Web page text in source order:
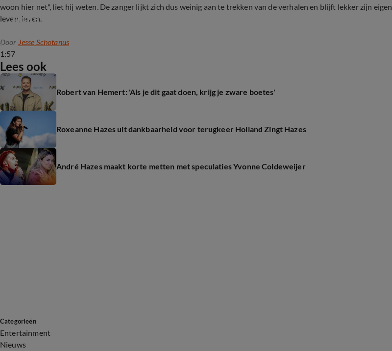
woon hier net", liet hij weten. De zanger lijkt zich dus weinig aan te trekken van de verhalen en blijft lekker zijn eigen
leven, leven.
1:57
André en Roxeanne Hazes enorm openhartig in eigen podcast
Door Jesse Schotanus
Lees ook
Robert van Hemert: 'Als je dit gaat doen, krijg je zware boetes'
Roxeanne Hazes uit dankbaarheid voor terugkeer Holland Zingt Hazes
André Hazes maakt korte metten met speculaties Yvonne Coldeweijer
Categorieën
Entertainment
Nieuws